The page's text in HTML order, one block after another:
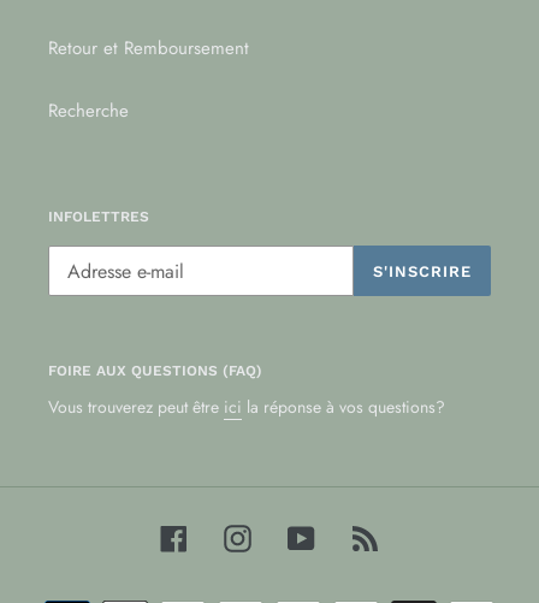
Retour et Remboursement
Recherche
INFOLETTRES
S'INSCRIRE
FOIRE AUX QUESTIONS (FAQ)
Vous trouverez peut être ici la réponse à vos questions?
FacebookInstagramYouTube